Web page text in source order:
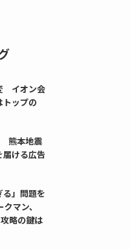
イオン会
ップの
熊本地震
ける広告
」問題を
マン、
略の鍵は